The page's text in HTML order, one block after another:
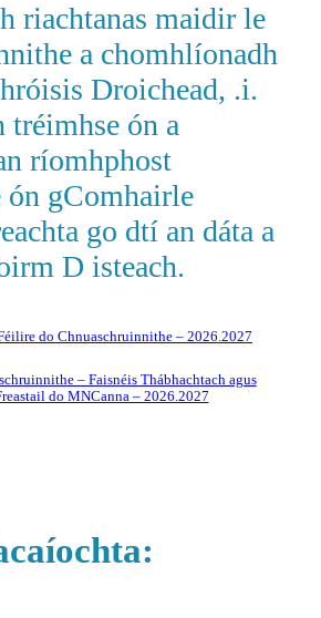
riachtanas maidir le
a chomhlíonadh
Droichead, .i.
tréimhse ón a
ríomhphost
gComhairle
go dtí an dáta a
D isteach.
do Chnuaschruinnithe – 2026.2027
– Faisnéis Thábhachtach agus
do MNCanna – 2026.2027